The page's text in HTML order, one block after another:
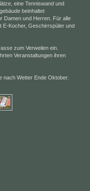
eine Tenniswand und
beinhaltet
Damen und Herren. Für alle
E-Kocher, Geschirrspüler und
zum Verweilen ein.
Veranstaltungen ihren
nach Wetter Ende Oktober.